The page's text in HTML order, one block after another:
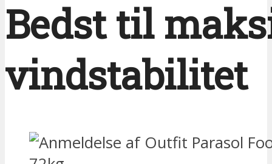
Bedst til
vindstabilitet